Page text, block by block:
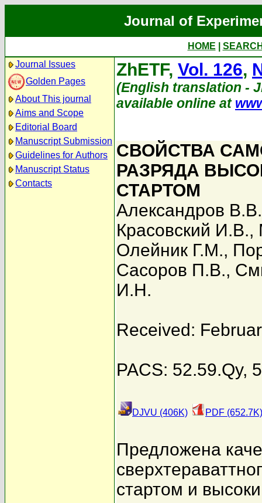
Journal of
HOME
Journal Issues
Golden Pages
About This journal
Aims and Scope
Editorial Board
Manuscript Submission
Guidelines for Authors
Manuscript Status
Contacts
ZhETF, Vol. 126,
(English translation -
available online at
СВОЙСТВА
РАЗРЯДА
СТАРТОМ
Александров В.В.
Красовский И.В.,
Олейник Г.М.,
Сасоров П.В.,
И.Н.
Received:
PACS: 52.59.Qy,
DJVU (406K) PDF (652.7K)
Предложена
стартом и